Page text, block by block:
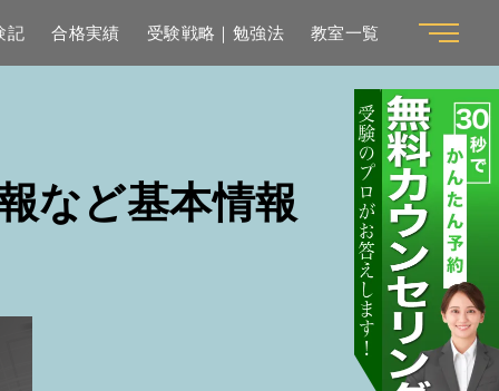
記 合格実績 受験戦略｜勉強法 教室一覧
など基本情報